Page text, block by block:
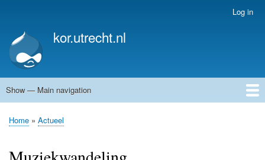
account
menu
Log in
kor.utrecht.nl
Main
Show — Main navigation
Home
Kunstwerken
Actueel
Routes
Breadcrumb
Home Actueel